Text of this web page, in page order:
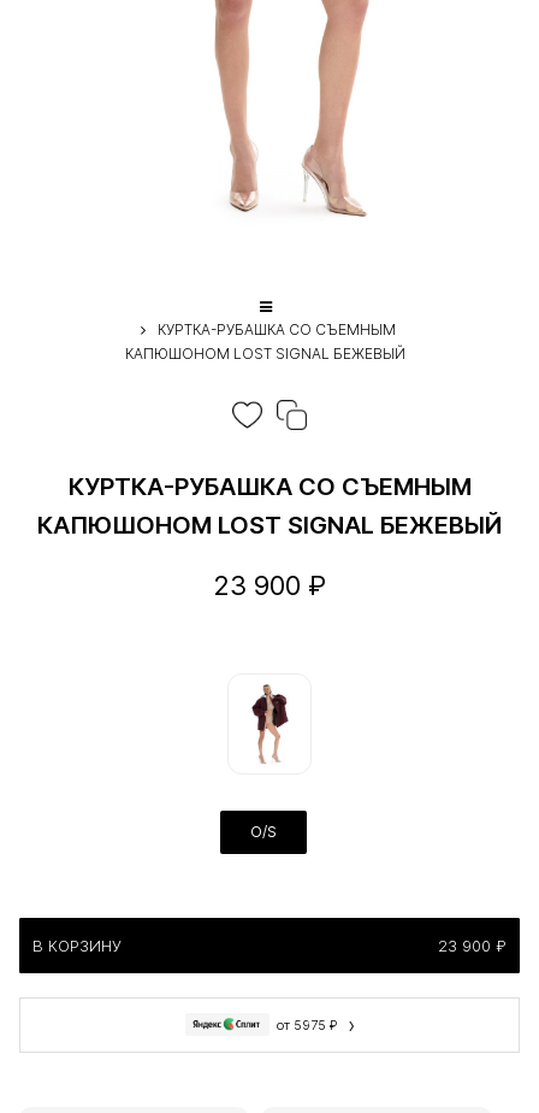
КУРТКА-РУБАШКА СО СЪЕМНЫМ
КАПЮШОНОМ LOST SIGNAL БЕЖЕВЫЙ
КУРТКА-РУБАШКА СО СЪЕМНЫМ
КАПЮШОНОМ LOST SIGNAL БЕЖЕВЫЙ
23 900 ₽
O/S
В КОРЗИНУ 23 900 ₽
от 5975 ₽ ›